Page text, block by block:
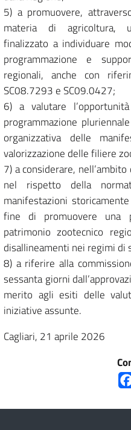
5) a promuovere,
materia di agricoltura,
finalizzato a individuare
programmazione e
regionali, anche con
SC08.7293 e SC09.0427;
6) a valutare
programmazione
organizzativa delle
valorizzazione delle filiere
7) a considerare,
nel rispetto della
manifestazioni
fine di promuovere una
patrimonio zootecnico
disallineamenti nei regimi di
8) a riferire alla
sessanta giorni
merito agli esiti delle
iniziative assunte.
Cagliari, 21 aprile 2026